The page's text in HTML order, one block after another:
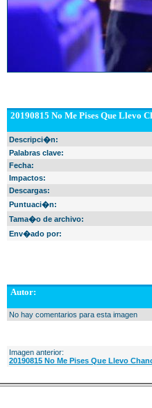
20190815 No Me Pises Que Llevo
Descripci�n:
Palabras clave:
Fecha:
Impactos:
Descargas:
Puntuaci�n:
Tama�o de archivo:
Env�ado por:
Autor:
No hay comentarios para esta imagen
Imagen anterior:
20190815 No Me Pises Que Llevo